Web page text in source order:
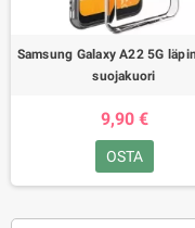
Samsung Galaxy A22 5G
suojakuori
9,90 €
OSTA